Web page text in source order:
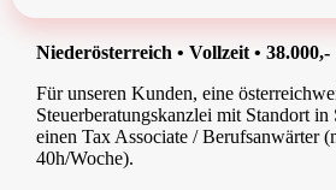
Niederösterreich • Vollzeit • 38.000,-
Für unseren Kunden, eine
Steuerberatungskanzlei mit Standort
einen Tax Associate / Berufsanwärter
40h/Woche).